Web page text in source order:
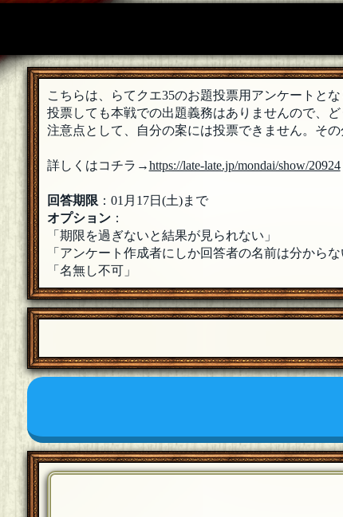
こちらは、らてクエ35のお題投票用アンケートとな
投票しても本戦での出題義務はありませんので、ど
注意点として、自分の案には投票できません。その
詳しくはコチラ→https://late-late.jp/mondai/show/20924
回答期限：01月17日(土)まで
オプション：
「期限を過ぎないと結果が見られない」
「アンケート作成者にしか回答者の名前は分から
「名無し不可」